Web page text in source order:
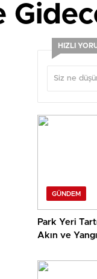
HIZLI
GÜNDEM
Park Yeri
Akın ve